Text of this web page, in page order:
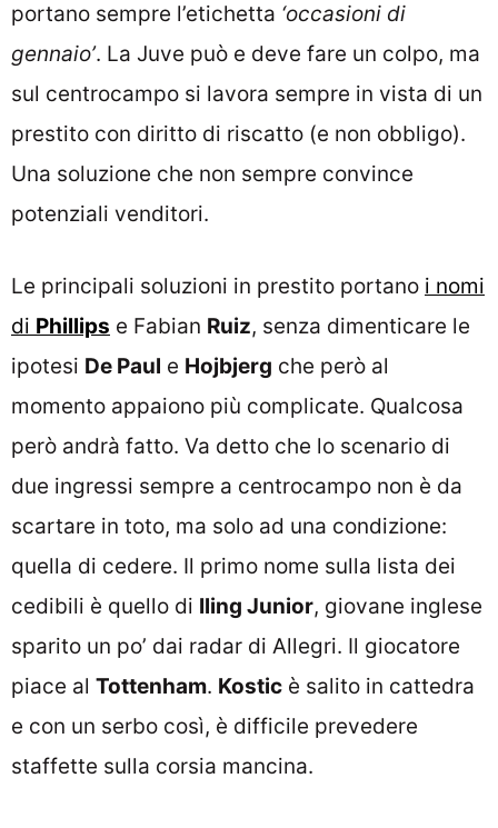
portano sempre l’etichetta ‘occasioni di
gennaio’. La Juve può e deve fare un colpo, ma
sul centrocampo si lavora sempre in vista di un
prestito con diritto di riscatto (e non obbligo).
Una soluzione che non sempre convince
potenziali venditori.
Le principali soluzioni in prestito portano i nomi
di Phillips e Fabian Ruiz, senza dimenticare le
ipotesi De Paul e Hojbjerg che però al
momento appaiono più complicate. Qualcosa
però andrà fatto. Va detto che lo scenario di
due ingressi sempre a centrocampo non è da
scartare in toto, ma solo ad una condizione:
quella di cedere. Il primo nome sulla lista dei
cedibili è quello di Iling Junior, giovane inglese
sparito un po’ dai radar di Allegri. Il giocatore
piace al Tottenham. Kostic è salito in cattedra
e con un serbo così, è difficile prevedere
staffette sulla corsia mancina.